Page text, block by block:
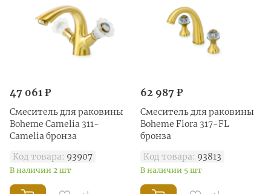
47 061 ₽
Смеситель для раковины
Boheme Сamelia 311-
Camelia бронза
Код товара: 93907
В наличии 2 шт
62 987 ₽
Смеситель для раковины
Boheme Flora 317-FL
бронза
Код товара: 93813
В наличии 5 шт